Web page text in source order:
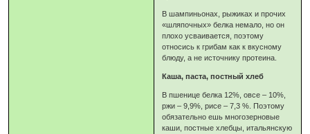
В шампиньонах, рыжиках и прочих
«шляпочных» белка немало, но он
плохо усваивается, поэтому
относись к грибам как к вкусному
блюду, а не источнику протеина.
Каша, паста, постный хлеб
В пшенице белка 12%, овсе – 10%,
ржи – 9,9%, рисе – 7,3 %. Поэтому
обязательно ешь многозерновые
каши, постные хлебцы, итальянскую